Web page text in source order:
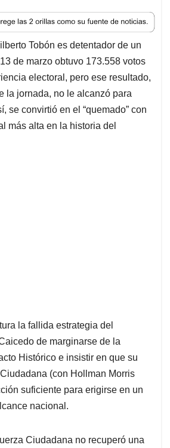
a
i
l
r
e
a
d
s
Tobón es detentador de un
de marzo obtuvo 173.558 votos
electoral, pero ese resultado,
la jornada, no le alcanzó para
se convirtió en el “quemado” con
más alta en la historia del
la fallida estrategia del
de marginarse de la
Histórico e insistir en que su
(con Hollman Morris
suficiente para erigirse en un
nacional.
Ciudadana no recuperó una